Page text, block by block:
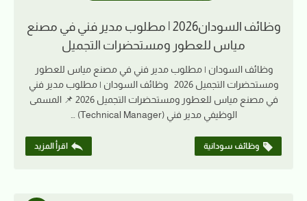
وظائف السودان2026 | مطلوب مدير فني في مصنع
مياس للعطور ومستحضرات التجميل
وظائف السودان | مطلوب مدير فني في مصنع مياس للعطور
ومستحضرات التجميل 2026 وظائف السودان | مطلوب مدير فني
في مصنع مياس للعطور ومستحضرات التجميل 2026 📌 المسمى
الوظيفي مدير فني (Technical Manager) …
وظائف سودانية اقرأ المزيد